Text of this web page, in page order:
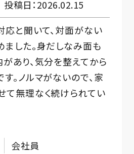
投稿日 2026.02.15
と聞いて、対面がない
した。身だしなみ面も
あり、気分を整えてから
。ノルマがないので、家
て無理なく続けられてい
会社員